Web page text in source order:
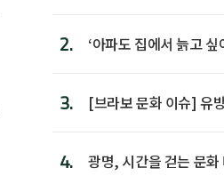
2.
‘아파도 집에서 늙고
3.
[브라보 문화 이슈] 유
4. 광명, 시간을 걷는 문화